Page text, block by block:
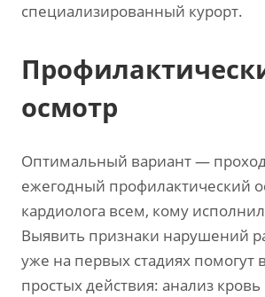
специализированный курорт.
осмотр
Оптимальный вариант —
ежегодный профилактический
кардиолога всем, кому
Выявить признаки нарушений
уже на первых стадиях помогут
простых действия: анализ